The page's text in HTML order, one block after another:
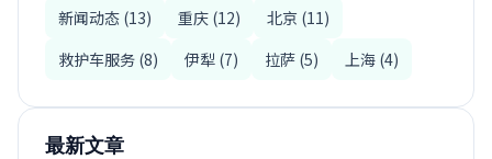
新闻动态 (13)
重庆 (12)
北京 (11)
救护车服务 (8)
伊犁 (7) 拉萨 (5) 上海 (4)
最新文章